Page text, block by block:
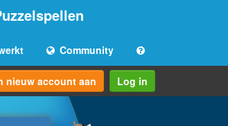
Community
nieuw account aan Log in